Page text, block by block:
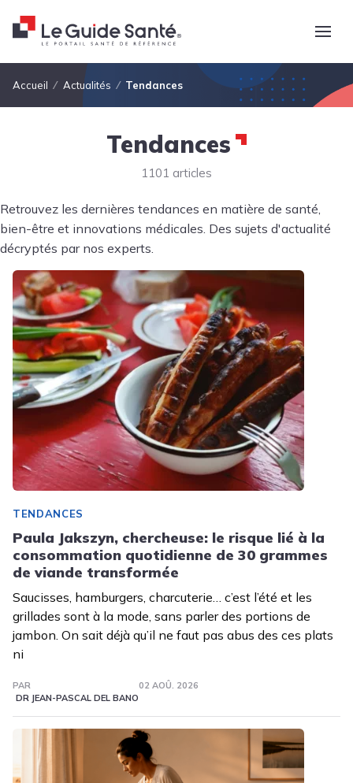
Fil d'Ariane
Accueil Actualités Tendances
Tendances
1101 articles
Retrouvez les dernières tendances en matière de santé,
bien-être et innovations médicales. Des sujets d'actualité
décryptés par nos experts.
TENDANCES
Paula Jakszyn, chercheuse: le risque lié à la
consommation quotidienne de 30 grammes
de viande transformée
Saucisses, hamburgers, charcuterie… c’est l’été et les
grillades sont à la mode, sans parler des portions de
jambon. On sait déjà qu’il ne faut pas abus des ces plats
ni
PAR
DR JEAN-PASCAL DEL BANO
02 AOÛ. 2026